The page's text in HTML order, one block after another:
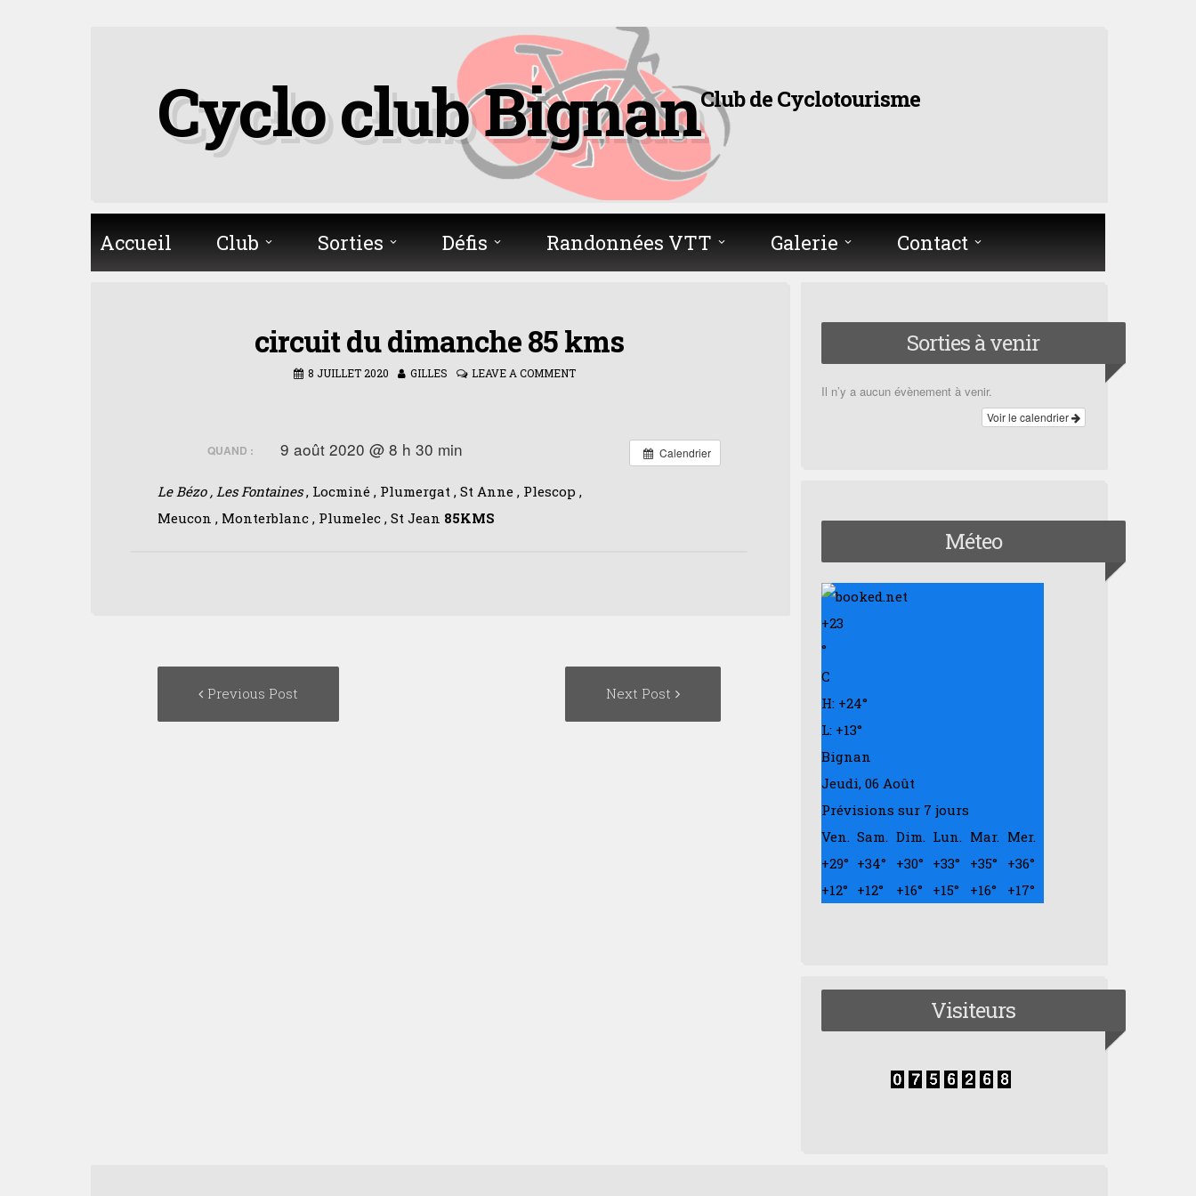
Cyclo club BignanClub de Cyclotourisme
Accueil Club Sorties Défis Randonnées VTT Galerie Contact
circuit du dimanche 85 kms
8 JUILLET 2020 GILLES LEAVE A COMMENT
Calendrier
QUAND : 9 août 2020 @ 8 h 30 min
Le Bézo , Les Fontaines, Locminé , Plumergat , St Anne , Plescop ,
Meucon , Monterblanc , Plumelec , St Jean 85KMS
navigation
Previous Post Next Post
Sorties à venir
Il n’y a aucun évènement à venir.
Voir le calendrier
Méteo
+23
°
C
H: +24°
L: +13°
Bignan
Jeudi, 06 Août
Prévisions sur 7 jours
Ven. Sam. Dim. Lun. Mar. Mer.
+29° +34° +30° +33° +35° +36°
+12° +12° +16° +15° +16° +17°
Visiteurs